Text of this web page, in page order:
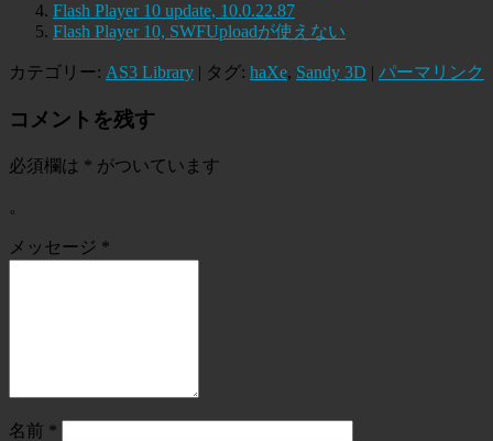
Flash Player 10 update, 10.0.22.87
Flash Player 10, SWFUploadが使えない
カテゴリー: AS3 Library | タグ: haXe, Sandy 3D | パーマリンク
コメントを残す
必須欄は * がついています
。
メッセージ *
名前 *